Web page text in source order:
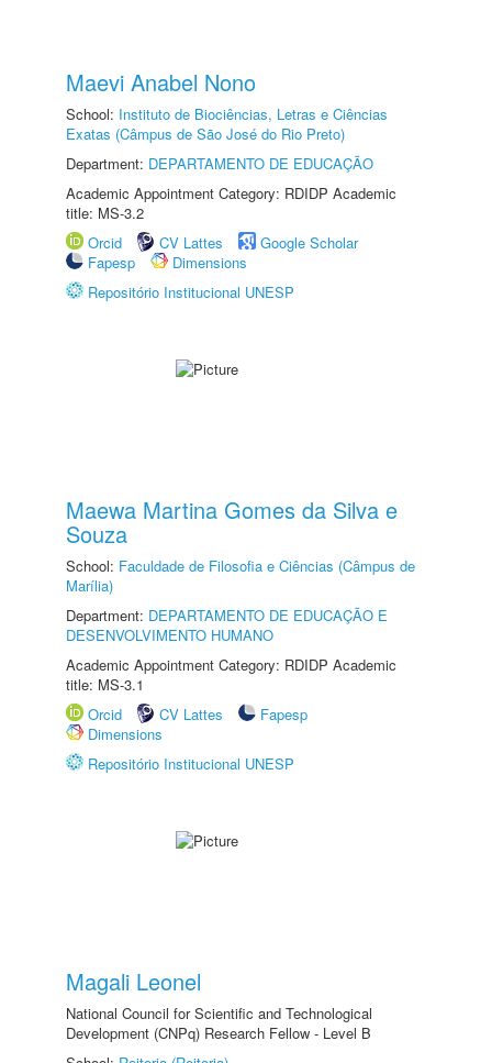
Maevi Anabel Nono
School: Instituto de Biociências, Letras e Ciências
Exatas (Câmpus de São José do Rio Preto)
Department: DEPARTAMENTO DE EDUCAÇÃO
Academic Appointment Category: RDIDP Academic
title: MS-3.2
Orcid
CV Lattes
Google Scholar
Fapesp
Dimensions
Repositório Institucional UNESP
Maewa Martina Gomes da Silva e
Souza
School: Faculdade de Filosofia e Ciências (Câmpus de
Marília)
Department: DEPARTAMENTO DE EDUCAÇÃO E
DESENVOLVIMENTO HUMANO
Academic Appointment Category: RDIDP Academic
title: MS-3.1
Orcid
CV Lattes
Fapesp
Dimensions
Repositório Institucional UNESP
Magali Leonel
National Council for Scientific and Technological
Development (CNPq) Research Fellow - Level B